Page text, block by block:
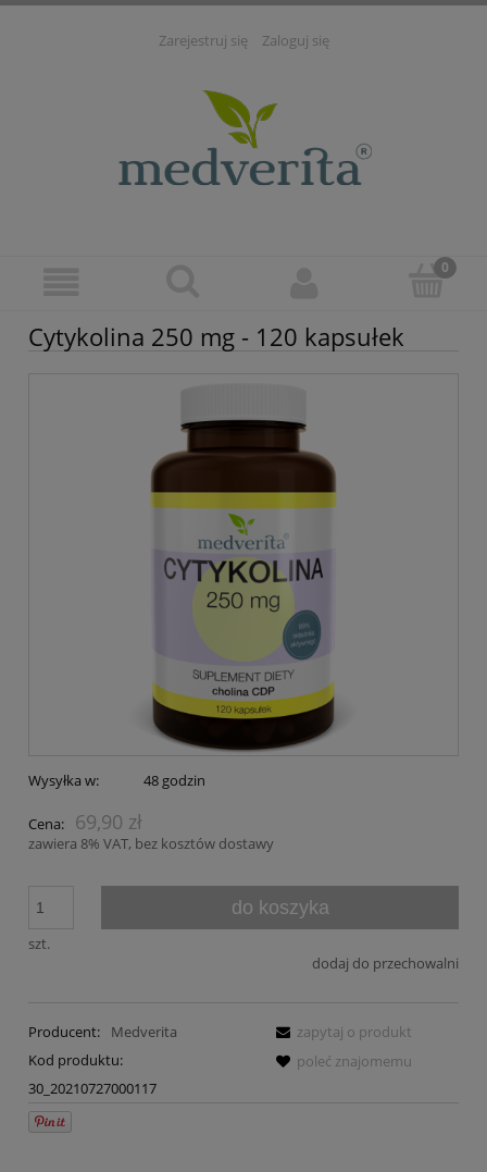
Zarejestruj się Zaloguj się
Cytykolina 250 mg - 120 kapsułek
Wysyłka w: 48 godzin
Cena: 69,90 zł
zawiera 8% VAT, bez kosztów dostawy
szt.
do koszyka
dodaj do przechowalni
Producent:
Medverita
Kod produktu:
30_20210727000117
zapytaj o produkt
poleć znajomemu